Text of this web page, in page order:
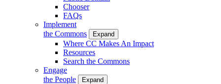
Chooser
FAQs
Implement
the Commons
Expand
Where CC Makes An Impact
Resources
Search the Commons
Engage
the People
Expand